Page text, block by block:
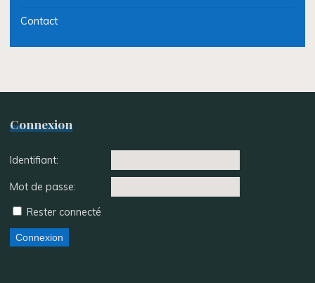
Contact
Connexion
Identifiant:
Mot de passe:
Rester connecté
Connexion